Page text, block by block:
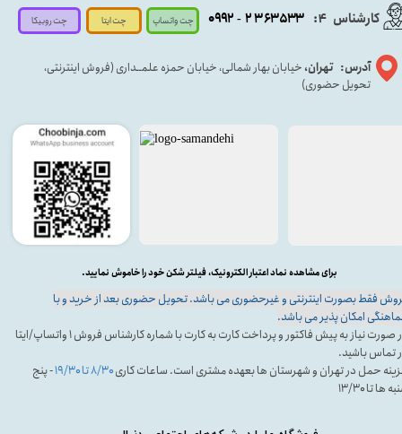
آدرس: تهران، خیابان بهار شمالی، خیابان حمزه علمــداری (فروش اینترنتی،
تحویل حضوری)
فقط بصورت اینترنتی و غیرحضوری می باشد. تحویل حضوری بعد از خرید و با
امکان پذیر می باشد.
در صورت نیاز به پیش فاکتور و پرداخت کارت به کارت با شماره کارشناس فروش ۱ واتساپ/ایتا
تماس باشید.
حمل در تهران و شهرستان ها بعهده مشتری است. ساعات کاری۸/۳۰ تا ۱۹/۳۰
- پنج
ها تا ۱۳/۳۰
برای مشاهده نماد اعتبار الکترونیک، فیلتر شکن خود را خاموش نمایید.
کارشناس 4
: ۲۳۶۳۵۳۳ - ۰۹۹۲ چت واتساپ چت ایتا چت روبیکا